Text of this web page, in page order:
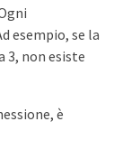
esempio, se la
3, non esiste
è